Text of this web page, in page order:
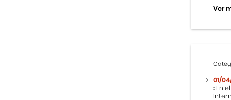
Ver
01/
: En